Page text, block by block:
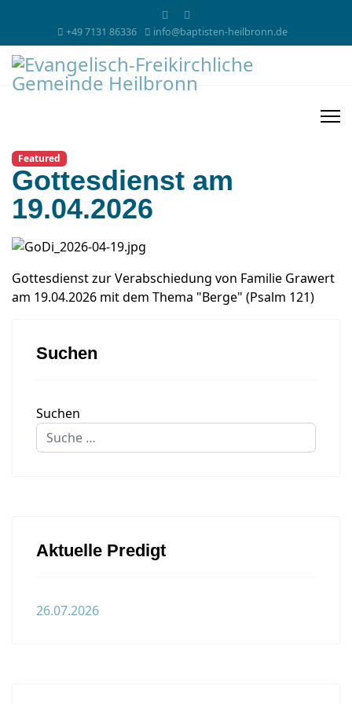
+49 7131 86336 info@baptisten-heilbronn.de
Featured
Gottesdienst am
19.04.2026
Gottesdienst zur Verabschiedung von Familie Grawert
am 19.04.2026 mit dem Thema "Berge" (Psalm 121)
Suchen
Suchen
Aktuelle Predigt
26.07.2026